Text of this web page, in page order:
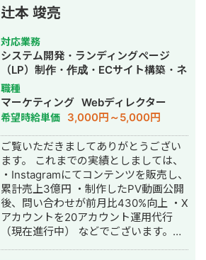
由で毎月400~500件の集患） ③月額1
万円のオンラインサロンさま（毎月100
名の新規入会者の獲得を１１ヶ月継
続） 無料相談を受け付けております
のでお気軽にご連絡下さい。
辻本 竣亮
対応業務
システム開発・ランディングページ
（LP）制作・作成・ECサイト構築・ネ
ットショップ作成代行・SNS運用代
行・記事作成代行・ライティング・ホ
ームページ制作・作成・動画制作・動
画編集・営業代行
職種
マーケティング Webディレクター
希望時給単価 3,000円～5,000円
ご覧いただきましてありがとうござい
ます。 これまでの実績としましては、
・Instagramにてコンテンツを販売し、
累計売上3億円 ・制作したPV動画公開
後、問い合わせが前月比430%向上 ・X
アカウントを20アカウント運用代行
（現在進行中） などでございます。